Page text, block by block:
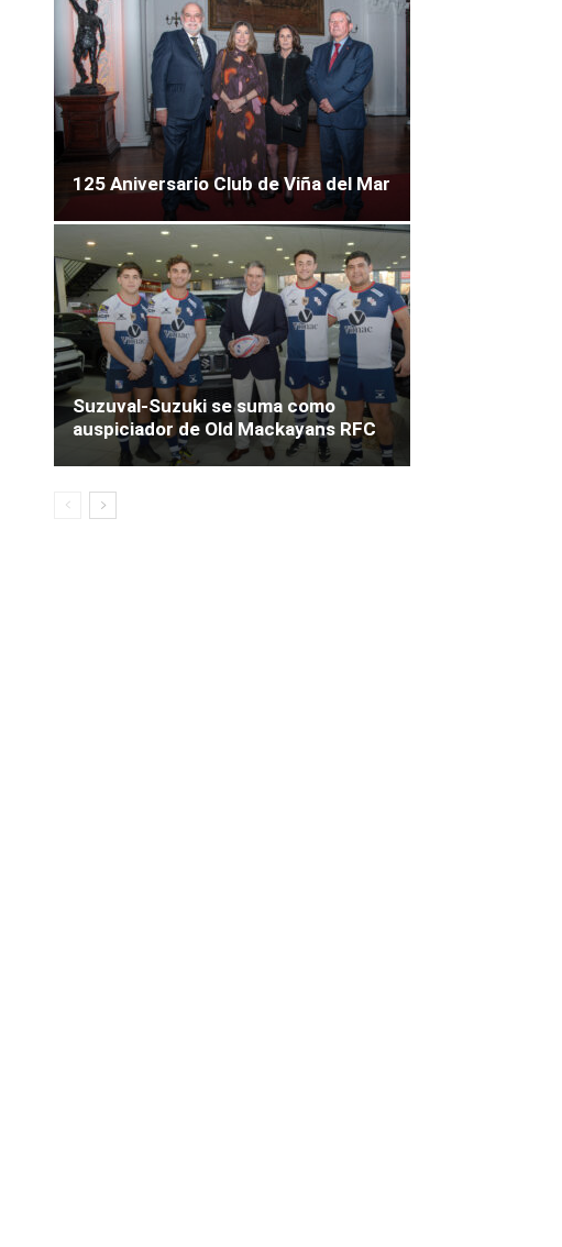
125 Aniversario Club de Viña del Mar
Suzuval-Suzuki se suma como
auspiciador de Old Mackayans RFC